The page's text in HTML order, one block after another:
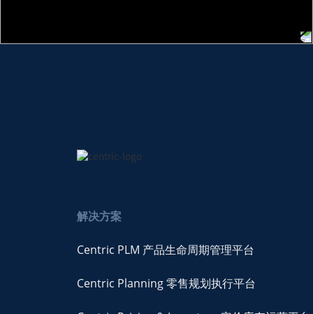
解决方案
Centric PLM 产品生命周期管理平台
Centric Planning 零售规划执行平台